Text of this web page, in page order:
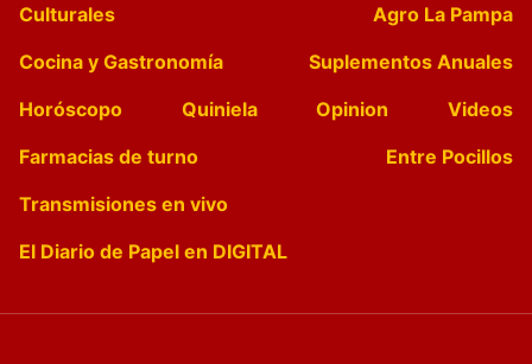
Culturales
Agro La Pampa
Cocina y Gastronomía
Suplementos Anuales
Horóscopo
Quiniela Opinion
Videos
Farmacias de turno
Entre Pocillos
Transmisiones en vivo
El Diario de Papel en DIGITAL